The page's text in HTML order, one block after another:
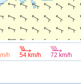
h 54 km/h 72 km/h